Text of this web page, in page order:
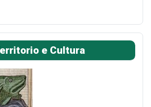
e Cultura